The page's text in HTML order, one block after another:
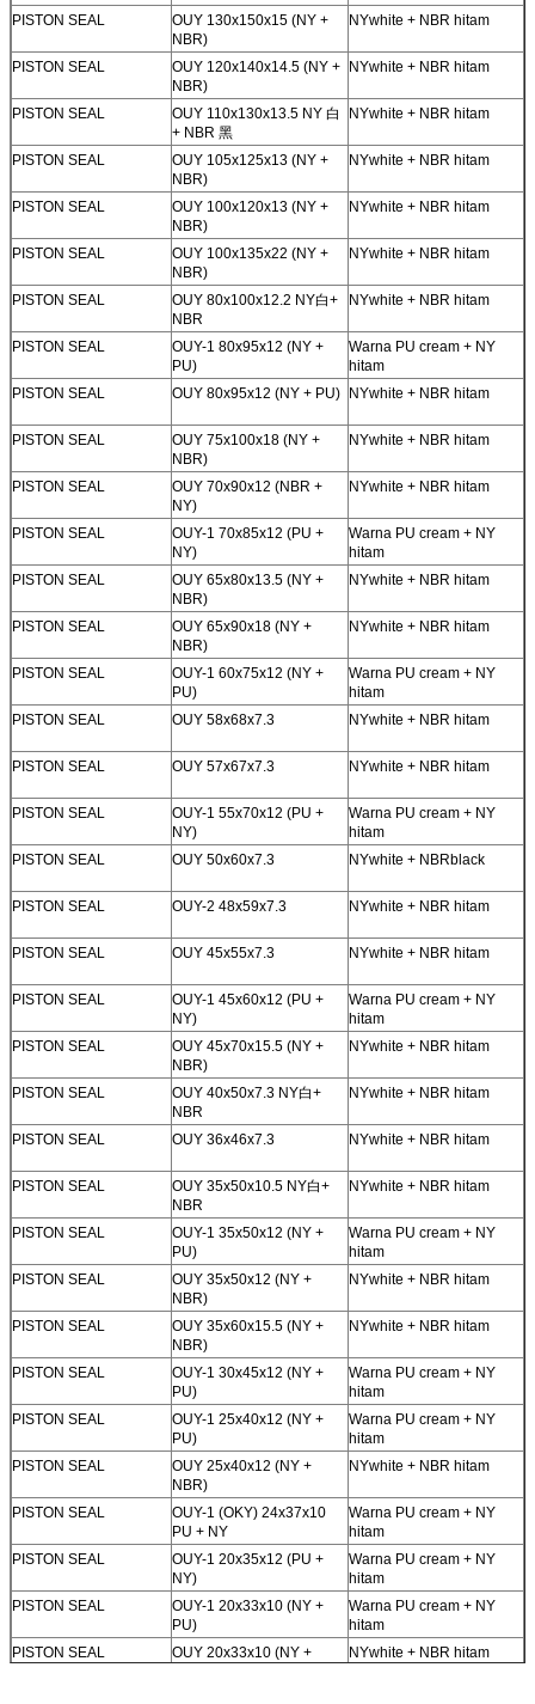
PISTON SEAL
OUY 130x150x15 (NY +
NBR)
NYwhite + NBR hitam
PISTON SEAL
OUY 120x140x14.5 (NY +
NBR)
NYwhite + NBR hitam
PISTON SEAL
OUY 110x130x13.5 NY 白
+ NBR 黑
NYwhite + NBR hitam
PISTON SEAL
OUY 105x125x13 (NY +
NBR)
NYwhite + NBR hitam
PISTON SEAL
OUY 100x120x13 (NY +
NBR)
NYwhite + NBR hitam
PISTON SEAL
OUY 100x135x22 (NY +
NBR)
NYwhite + NBR hitam
PISTON SEAL OUY 80x100x12.2 NY白+
NBR
NYwhite + NBR hitam
PISTON SEAL
OUY-1 80x95x12 (NY +
PU)
Warna PU cream + NY
hitam
PISTON SEAL
OUY 80x95x12 (NY + PU) NYwhite + NBR hitam
PISTON SEAL
OUY 75x100x18 (NY +
NBR)
NYwhite + NBR hitam
PISTON SEAL
OUY 70x90x12 (NBR +
NY)
NYwhite + NBR hitam
PISTON SEAL
OUY-1 70x85x12 (PU +
NY)
Warna PU cream + NY
hitam
PISTON SEAL
OUY 65x80x13.5 (NY +
NBR)
NYwhite + NBR hitam
PISTON SEAL
OUY 65x90x18 (NY +
NBR)
NYwhite + NBR hitam
PISTON SEAL
OUY-1 60x75x12 (NY +
PU)
Warna PU cream + NY
hitam
PISTON SEAL
OUY 58x68x7.3 NYwhite + NBR hitam
PISTON SEAL OUY 57x67x7.3 NYwhite + NBR hitam
PISTON SEAL
OUY-1 55x70x12 (PU +
NY)
Warna PU cream + NY
hitam
PISTON SEAL
OUY 50x60x7.3 NYwhite + NBRblack
PISTON SEAL OUY-2 48x59x7.3 NYwhite + NBR hitam
PISTON SEAL OUY 45x55x7.3 NYwhite + NBR hitam
PISTON SEAL
OUY-1 45x60x12 (PU +
NY)
Warna PU cream + NY
hitam
PISTON SEAL
OUY 45x70x15.5 (NY +
NBR)
NYwhite + NBR hitam
PISTON SEAL OUY 40x50x7.3 NY白+
NBR
NYwhite + NBR hitam
PISTON SEAL OUY 36x46x7.3 NYwhite + NBR hitam
PISTON SEAL OUY 35x50x10.5 NY白+
NBR
NYwhite + NBR hitam
PISTON SEAL
OUY-1 35x50x12 (NY +
PU)
Warna PU cream + NY
hitam
PISTON SEAL
OUY 35x50x12 (NY +
NBR)
NYwhite + NBR hitam
PISTON SEAL
OUY 35x60x15.5 (NY +
NBR)
NYwhite + NBR hitam
PISTON SEAL
OUY-1 30x45x12 (NY +
PU)
Warna PU cream + NY
hitam
PISTON SEAL
OUY-1 25x40x12 (NY +
PU)
Warna PU cream + NY
hitam
PISTON SEAL
OUY 25x40x12 (NY +
NBR)
NYwhite + NBR hitam
PISTON SEAL
OUY-1 (OKY) 24x37x10
PU + NY
Warna PU cream + NY
hitam
PISTON SEAL
OUY-1 20x35x12 (PU +
NY)
Warna PU cream + NY
hitam
PISTON SEAL
OUY-1 20x33x10 (NY +
PU)
Warna PU cream + NY
hitam
PISTON SEAL
OUY 20x33x10 (NY +
NYwhite + NBR hitam